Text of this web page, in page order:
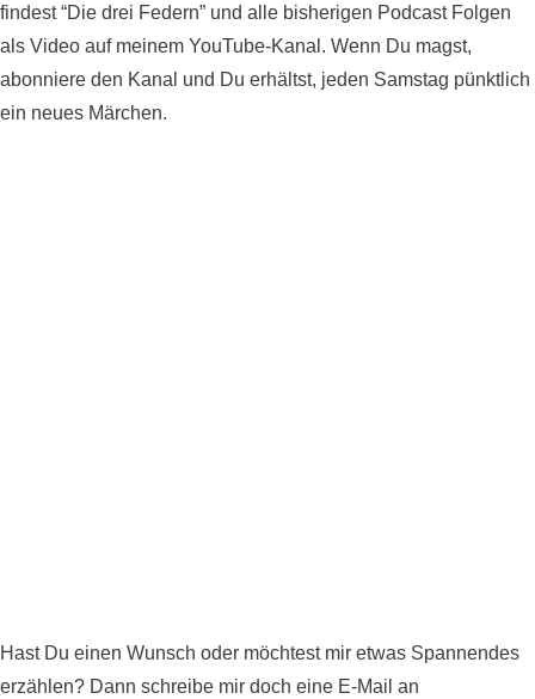
findest “Die drei Federn” und alle bisherigen Podcast Folgen
als Video auf meinem YouTube-Kanal. Wenn Du magst,
abonniere den Kanal und Du erhältst, jeden Samstag pünktlich
ein neues Märchen.
Hast Du einen Wunsch oder möchtest mir etwas Spannendes
erzählen? Dann schreibe mir doch eine E-Mail an